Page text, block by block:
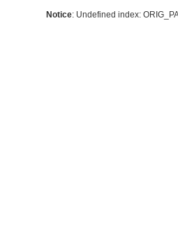
Notice: Undefined index: